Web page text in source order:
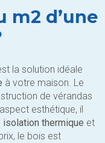
m2 d’une
la solution idéale
à votre maison. Le
de vérandas
esthétique, il
thermique et
le bois est